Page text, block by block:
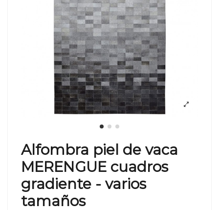
Alfombra piel de vaca
MERENGUE cuadros
gradiente - varios
tamaños